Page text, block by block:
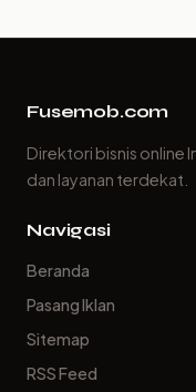
Fusemob.com
Direktori bisnis online
dan layanan terdekat.
Navigasi
Beranda
Pasang Iklan
Sitemap
RSS Feed